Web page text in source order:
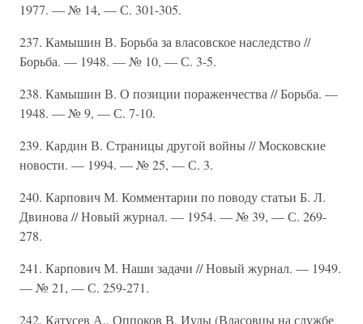
1977. — № 14, — С. 301-305.
237. Камышин В. Борьба за власовское наследство //
Борьба. — 1948. — № 10, — С. 3-5.
238. Камышин В. О позиции пораженчества // Борьба. —
1948. — № 9, — С. 7-10.
239. Кардин В. Страницы другой войны // Московские
новости. — 1994. — № 25, — С. 3.
240. Карпович М. Комментарии по поводу статьи Б. Л.
Двинова // Новый журнал. — 1954. — № 39, — С. 269-
278.
241. Карпович М. Наши задачи // Новый журнал. — 1949.
— № 21, — С. 259-271.
242. Катусев А., Оппоков В. Иуды (Власовцы на службе